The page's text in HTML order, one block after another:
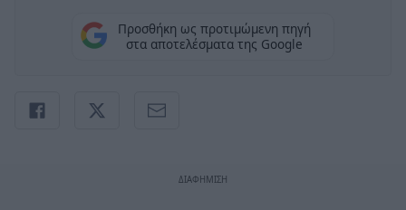
Προσθήκη ως προτιμώμενη πηγή
στα αποτελέσματα της Google